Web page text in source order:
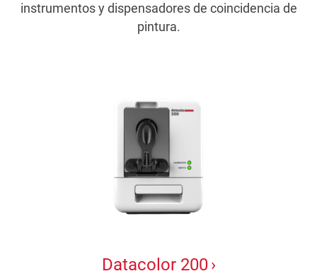
instrumentos y dispensadores de coincidencia de
pintura.
Datacolor 200